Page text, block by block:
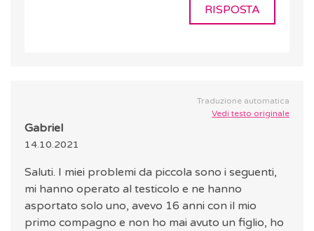
RISPOSTA
Traduzione automatica
Vedi testo originale
Gabriel
14.10.2021
Saluti. I miei problemi da piccola sono i seguenti,
mi hanno operato al testicolo e ne hanno
asportato solo uno, avevo 16 anni con il mio
primo compagno e non ho mai avuto un figlio, ho